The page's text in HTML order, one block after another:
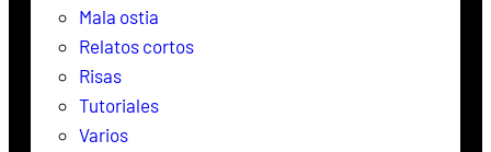
Mala ostia
Relatos cortos
Risas
Tutoriales
Varios